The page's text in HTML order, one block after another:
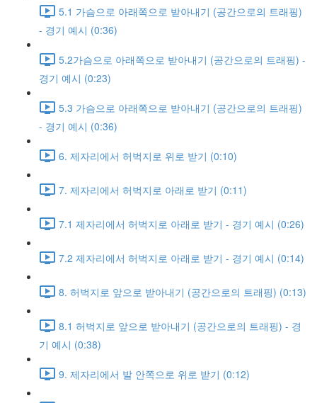
5.1 가슴으로 아래쪽으로 받아내기 (공간으로의 트래핑)
- 경기 예시 (0:36)
5.2가슴으로 아래쪽으로 받아내기 (공간으로의 트래핑) -
경기 예시 (0:23)
5.3 가슴으로 아래쪽으로 받아내기 (공간으로의 트래핑)
- 경기 예시 (0:36)
6. 제자리에서 허벅지로 위로 받기 (0:10)
7. 제자리에서 허벅지로 아래로 받기 (0:11)
7.1 제자리에서 허벅지로 아래로 받기 - 경기 예시 (0:26)
7.2 제자리에서 허벅지로 아래로 받기 - 경기 예시 (0:14)
8. 허벅지로 앞으로 받아내기 (공간으로의 트래핑) (0:13)
8.1 허벅지로 앞으로 받아내기 (공간으로의 트래핑) - 경
기 예시 (0:38)
9. 제자리에서 발 안쪽으로 위로 받기 (0:12)